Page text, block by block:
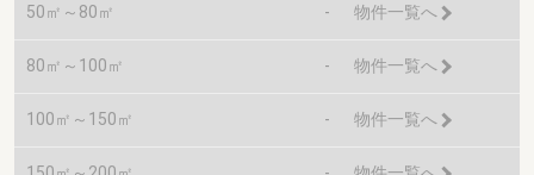
50㎡～80㎡ - 物件一覧へ
80㎡～100㎡ - 物件一覧へ
100㎡～150㎡ - 物件一覧へ